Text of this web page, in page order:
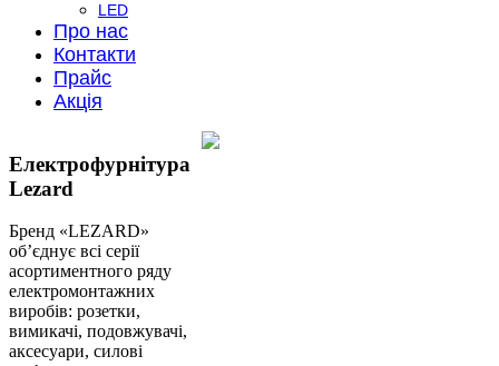
LED
Про нас
Контакти
Прайс
Акція
Електрофурнітура
Lezard
Бренд «LEZARD»
об’єднує всі серії
асортиментного ряду
електромонтажних
виробів: розетки,
вимикачі, подовжувачі,
аксесуари, силові